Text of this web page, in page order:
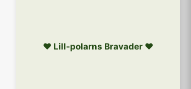
❤️ Lill-polarns Bravader ❤️